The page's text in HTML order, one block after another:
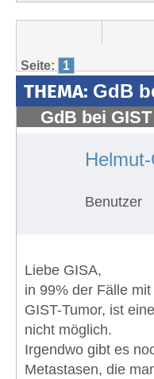
Seite: 1
THEMA: GdB
GdB bei GIST
Benutzer
Liebe GISA,
in 99% der Fälle
GIST-Tumor, ist
nicht möglich.
Irgendwo gibt es
Metastasen, die